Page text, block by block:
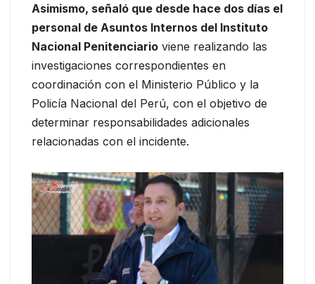
Asimismo, señaló que desde hace dos días el
personal de Asuntos Internos del Instituto
Nacional Penitenciario viene realizando las
investigaciones correspondientes en
coordinación con el Ministerio Público y la
Policía Nacional del Perú, con el objetivo de
determinar responsabilidades adicionales
relacionadas con el incidente.